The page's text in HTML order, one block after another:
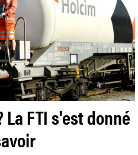
FTI s'est donné